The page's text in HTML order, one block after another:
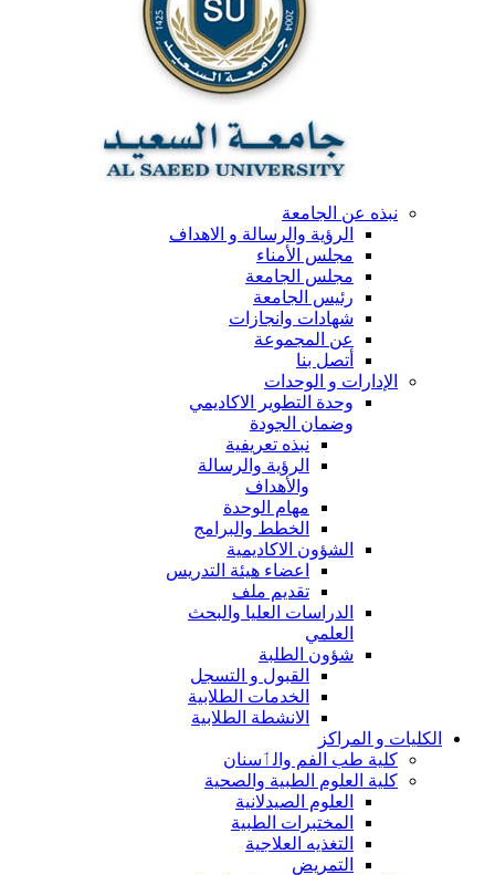
نبذه عن الجامعة
الرؤية والرسالة و الاهداف
مجلس الأمناء
مجلس الجامعة
رئيس الجامعة
شهادات وانجازات
عن المجموعة
أتصل بنا
الإدارات و الوحدات
وحدة التطوير الاكاديمي
وضمان الجودة
نبذه تعريفية
الرؤية والرسالة
والأهداف
مهام الوحدة
الخطط والبرامج
الشؤون الاكاديمية
اعضاء هيئة التدريس
تقديم ملف
الدراسات العليا والبحث
العلمي
شؤون الطلبة
القبول و التسجل
الخدمات الطلابية
الانشطة الطلابية
الكليات و المراكز
كلية طب الفم والٲسنان
كلية العلوم الطبية والصحية
العلوم الصيدلانية
المختبرات الطبية
التغذيه العلاجية
التمريض